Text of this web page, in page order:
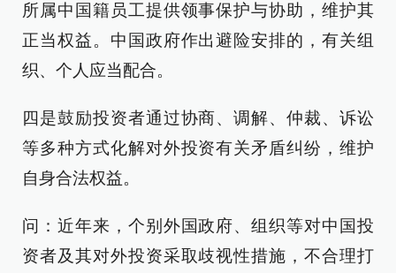
所属中国籍员工提供领事保护与协助，维护其
正当权益。中国政府作出避险安排的，有关组
织、个人应当配合。
四是鼓励投资者通过协商、调解、仲裁、诉讼
等多种方式化解对外投资有关矛盾纠纷，维护
自身合法权益。
问：近年来，个别外国政府、组织等对中国投
资者及其对外投资采取歧视性措施，不合理打